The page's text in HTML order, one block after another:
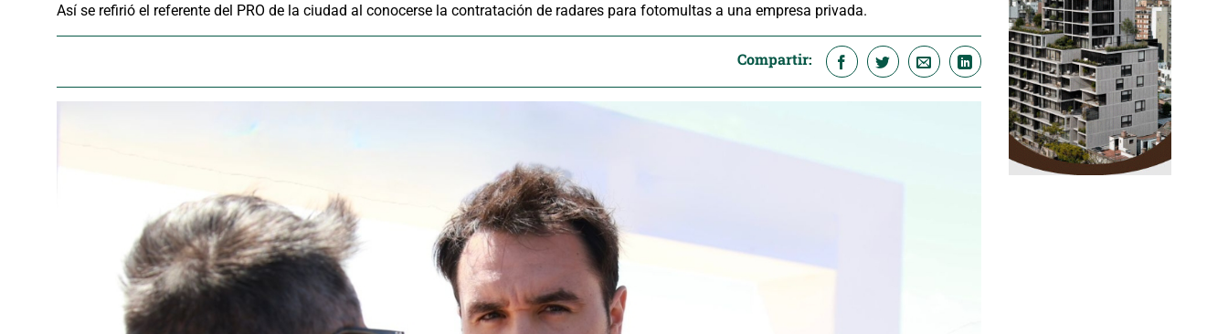
Así se refirió el referente del PRO de la ciudad al conocerse la contratación de radares para fotomultas a una empresa privada.
Compartir: